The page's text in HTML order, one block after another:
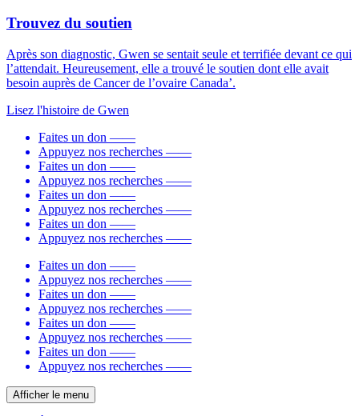
Trouvez du soutien
Après son diagnostic, Gwen se sentait seule et terrifiée devant ce qui
l’attendait. Heureusement, elle a trouvé le soutien dont elle avait
besoin auprès de Cancer de l’ovaire Canada’.
Lisez l'histoire de Gwen
Faites un don ——
Appuyez nos recherches ——
Faites un don ——
Appuyez nos recherches ——
Faites un don ——
Appuyez nos recherches ——
Faites un don ——
Appuyez nos recherches ——
Faites un don ——
Appuyez nos recherches ——
Faites un don ——
Appuyez nos recherches ——
Faites un don ——
Appuyez nos recherches ——
Faites un don ——
Appuyez nos recherches ——
Afficher le menu